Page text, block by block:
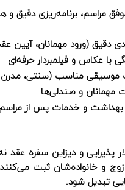
موفق مراسم، برنامه‌ریزی
دقیق (ورود مهمانان، آیین
با عکاس و فیلمبردار حرفه‌ای
موسیقی مناسب (سنتی، مدرن
مهمانان و صندلی‌ها
بهداشت و خدمات پس از مراسم
پذیرایی و دیزاین سفره عقد
زوج و خانواده‌شان ثبت
تبدیل شود.